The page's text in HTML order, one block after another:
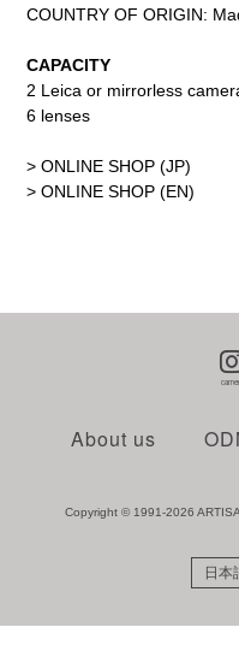
COUNTRY OF ORIGIN:
CAPACITY
2 Leica or mirrorless
6 lenses
> ONLINE SHOP (JP)
> ONLINE SHOP (EN)
About us
Copyright © 1991-2026
日本